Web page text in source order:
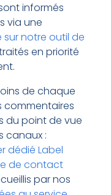
informés
via une
sur notre outil de
en priorité
de chaque
commentaires
du point de vue
canaux :
dédié Label
de contact
par nos